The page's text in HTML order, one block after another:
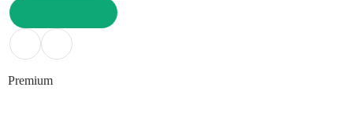
LISA OSTUKORVI
Premium